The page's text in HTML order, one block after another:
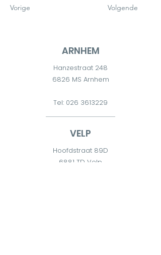
Vorige Volgende
ARNHEM
Hanzestraat 248
6826 MS Arnhem
Tel: 026 3613229
VELP
Hoofdstraat 89D
6881 TD Velp